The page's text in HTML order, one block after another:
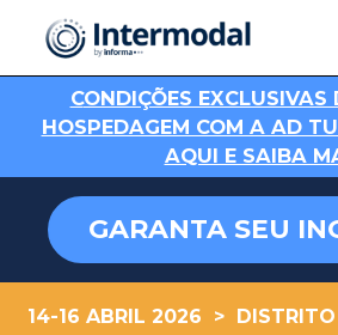
CONDIÇÕES EXCLUSIVAS
HOSPEDAGEM COM A AD
AQUI E SAIBA
GARANTA SEU
14-16 ABRIL 2026 >